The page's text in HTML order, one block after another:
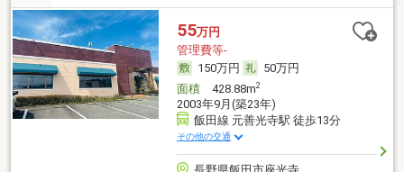
55万円
管理費等-
150万円
50万円
面積428.88m2
2003年9月(築23年)
飯田線 元善光寺駅 徒歩13分
その他の交通